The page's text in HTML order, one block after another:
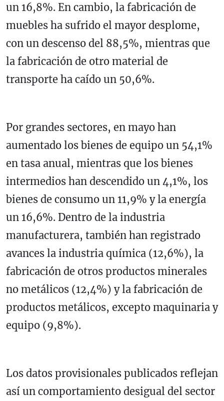
un 16,8%. En cambio, la fabricación de
muebles ha sufrido el mayor desplome,
con un descenso del 88,5%, mientras que
la fabricación de otro material de
transporte ha caído un 50,6%.
Por grandes sectores, en mayo han
aumentado los bienes de equipo un 54,1%
en tasa anual, mientras que los bienes
intermedios han descendido un 4,1%, los
bienes de consumo un 11,9% y la energía
un 16,6%. Dentro de la industria
manufacturera, también han registrado
avances la industria química (12,6%), la
fabricación de otros productos minerales
no metálicos (12,4%) y la fabricación de
productos metálicos, excepto maquinaria y
equipo (9,8%).
Los datos provisionales publicados reflejan
así un comportamiento desigual del sector